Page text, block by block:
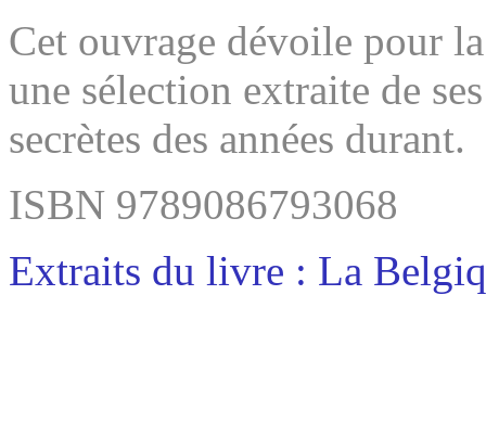
Cet ouvrage dévoile pour
une sélection extraite de
secrètes des années durant.
ISBN 9789086793068
Extraits du livre : La